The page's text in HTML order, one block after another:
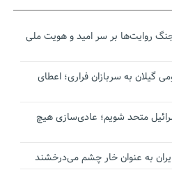
روایت‌ها بر سر امید و هویت ملی
گیلان به سربازان فراری؛ اعطای
متحد شویم؛ عادی‌سازی هیچ
ایران به عنوان خار چشم می‌درخشند